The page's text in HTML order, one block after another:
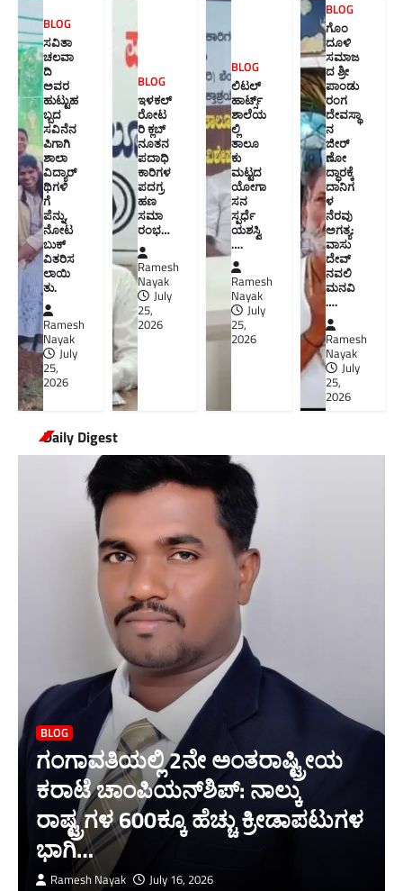
BLOG
ಸವಿತಾ
ಚಲವಾ
ದಿ
ಅವರ
ಹುಟ್ಟುಹ
ಬ್ಬದ
ಸವಿನೆನ
ಪಿಗಾಗಿ
ಶಾಲಾ
ವಿದ್ಯಾರ್
ಥಿಗಳಿ
ಗೆ
ಪೆನ್ನು,
ನೋಟ
ಬುಕ್
ವಿತರಿಸ
ಲಾಯಿ
ತು.
Ramesh
Nayak
July
25,
2026
BLOG
ಇಳಕಲ್
ರೋಟ
ರಿ ಕ್ಲಬ್
ನೂತನ‌
ಪದಾಧಿ
ಕಾರಿಗಳ
ಪದಗ್ರ
ಹಣ
ಸಮಾ
ರಂಭ…
Ramesh
Nayak
July
25,
2026
BLOG
ಲಿಟಲ್
ಹಾರ್ಟ್ಸ್
ಶಾಲೆಯ
ಲ್ಲಿ
ತಾಲೂ
ಕು
ಮಟ್ಟದ
ಯೋಗಾ
ಸನ
ಸ್ಪರ್ಧೆ
ಯಶಸ್ವಿ
….
Ramesh
Nayak
July
25,
2026
BLOG
ಗೊಂ
ದೂಳಿ
ಸಮಾಜ
ದ ಶ್ರೀ
ಪಾಂಡು
ರಂಗ
ದೇವಸ್ಥಾ
ನ
ಜೀರ್
ಣೋ
ದ್ಧಾರಕ್ಕೆ
ದಾನಿಗ
ಳ
ನೆರವು
ಅಗತ್ಯ:
ವಾಸು
ದೇವ್
ನವಲಿ
ಮನವಿ​
….
Ramesh
Nayak
July
25,
2026
Daily Digest
BLOG
ಗಂಗಾವತಿಯಲ್ಲಿ 2ನೇ ಅಂತರಾಷ್ಟ್ರೀಯ
ಕರಾಟೆ ಚಾಂಪಿಯನ್‌ಶಿಪ್: ನಾಲ್ಕು
ರಾಷ್ಟ್ರಗಳ 600ಕ್ಕೂ ಹೆಚ್ಚು ಕ್ರೀಡಾಪಟುಗಳ
ಭಾಗಿ…
Ramesh Nayak July 16, 2026